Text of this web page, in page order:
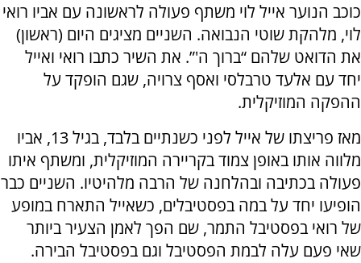
כוכב הנוער אייל לוי משתף פעולה לראשונה עם אביו רואי
לוי, מלהקת שוטי הנבואה. השניים מציגים היום (ראשון)
את הדואט שלהם “ברוך ה'”. את השיר כתבו רואי ואייל
יחד עם אלעד טרבלסי ואסף צרויה, שגם הופקד על
ההפקה המוזיקלית.
מאז פריצתו של אייל לפני כשנתיים בלבד, בגיל 13, אביו
מלווה אותו באופן צמוד בקריירה המוזיקלית, ומשתף איתו
פעולה בכתיבה ובהלחנה של הרבה מלהיטיו. השניים כבר
הופיעו יחד על במה בפסטיבלים, כשאייל התארח במופע
של רואי בפסטיבל התמר, שם הפך לאמן הצעיר ביותר
שאי פעם עלה לבמת הפסטיבל וגם בפסטיבל הבירה.